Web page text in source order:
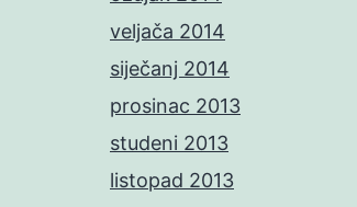
veljača 2014
siječanj 2014
prosinac 2013
studeni 2013
listopad 2013